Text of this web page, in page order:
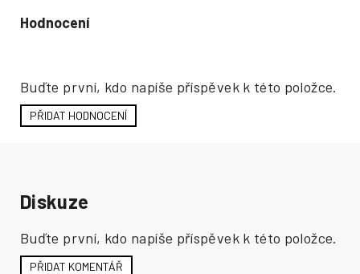
Buďte první, kdo napíše příspěvek k této položce.
PŘIDAT HODNOCENÍ
Diskuze
Buďte první, kdo napíše příspěvek k této položce.
PŘIDAT KOMENTÁŘ